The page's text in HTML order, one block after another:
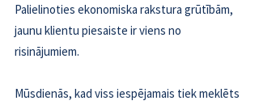
Palielinoties ekonomiska rakstura grūtībām,
jaunu klientu piesaiste ir viens no
risinājumiem.
Mūsdienās, kad viss iespējamais tiek meklēts